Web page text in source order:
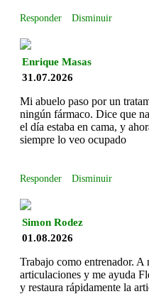
Responder Disminuir
Enrique Masas
31.07.2026
Mi abuelo paso por un
ningún fármaco. Dice que
el día estaba en cama, y
siempre lo veo ocupado
Responder Disminuir
Simon Rodez
01.08.2026
Trabajo como entrenador. A
articulaciones y me ayuda
y restaura rápidamente la